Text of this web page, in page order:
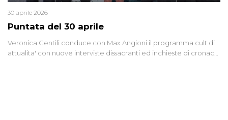
Puntata del 30 aprile
30 aprile 2026
Veronica Gentili conduce con Max Angioni il programma cult di
attualita' con nuove interviste dissacranti ed inchieste di cronaca